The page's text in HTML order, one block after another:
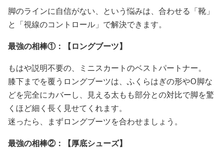
脚のラインに自信がない、という悩みは、合わせる「靴」
と「視線のコントロール」で解決できます。
最強の相棒①：【ロングブーツ】
もはや説明不要の、ミニスカートのベストパートナー。
膝下までを覆うロングブーツは、ふくらはぎの形やO脚な
どを完全にカバーし、見える太もも部分との対比で脚を驚
くほど細く長く見せてくれます。
迷ったら、まずロングブーツを合わせましょう。
最強の相棒②：【厚底シューズ】